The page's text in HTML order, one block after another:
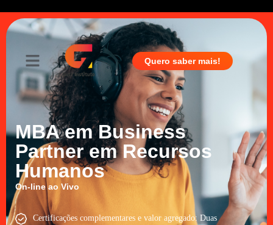
Quero saber mais!
MBA em Business
Partner em Recursos
Humanos
On-line ao Vivo
Certificações complementares e valor agregado: Duas